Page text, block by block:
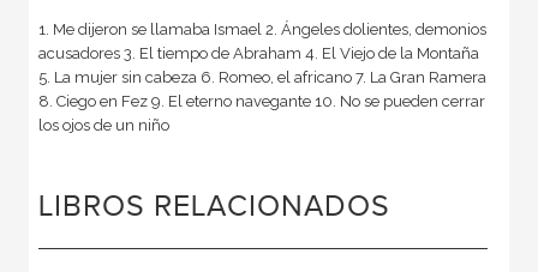
1. Me dijeron se llamaba Ismael 2. Ángeles dolientes, demonios
acusadores 3. El tiempo de Abraham 4. El Viejo de la Montaña
5. La mujer sin cabeza 6. Romeo, el africano 7. La Gran Ramera
8. Ciego en Fez 9. El eterno navegante 10. No se pueden cerrar
los ojos de un niño
LIBROS RELACIONADOS